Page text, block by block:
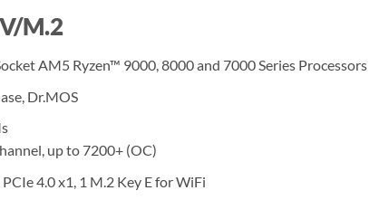
M.2
AM5 Ryzen™ 9000, 8000 and 7000 Series Processors
Dr.MOS
up to 7200+ (OC)
4.0 x1, 1 M.2 Key E for WiFi